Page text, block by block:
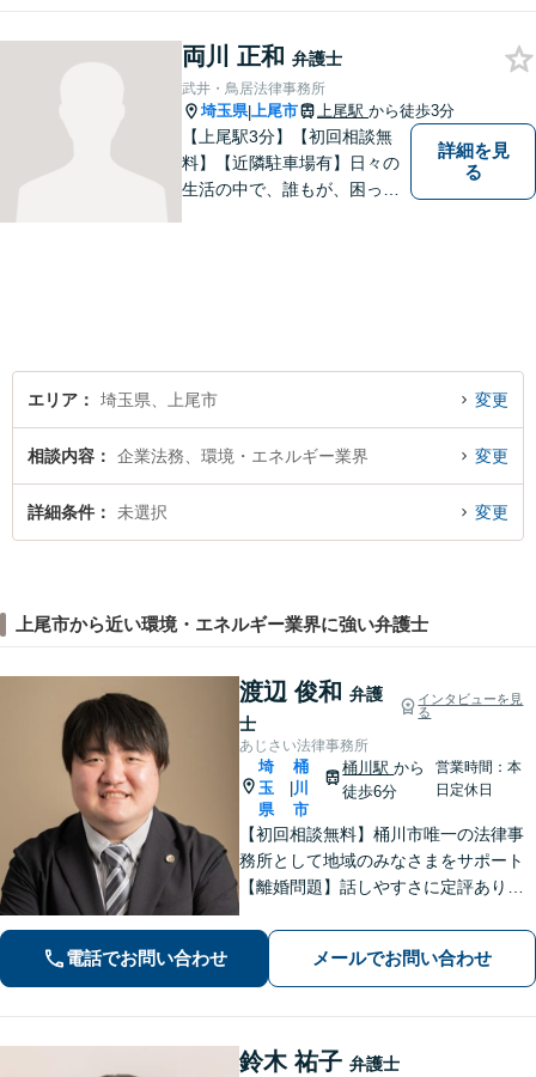
両川 正和 弁護士
武井・鳥居法律事務所
埼玉県|上尾市 上尾駅 から徒歩3分
【上尾駅3分】【初回相談無
料】【近隣駐車場有】日々の
生活の中で、誰もが、困っ
詳細を見
る
エリア 埼玉県、上尾市 変更
相談内容 企業法務、環境・エネルギー業界 変更
詳細条件 未選択 変更
上尾市から近い環境・エネルギー業界に強い弁護士
渡辺 俊和 弁護
士
インタビューを見
る
あじさい法律事務所
埼
玉
県
桶
川
市
桶川駅から
徒歩6分
営業時間：本
日定休日
【初回相談無料】桶川市唯一の法律事
務所として地域のみなさまをサポート
【離婚問題】話しやすさに定評あり！1
イス【インターネット】スピーディー
な対応で円滑な解決を目指します【桶
川駅6分】【オンライン相談OK】
電話でお問い合わせ メールでお問い合わせ
鈴木 祐子 弁護士